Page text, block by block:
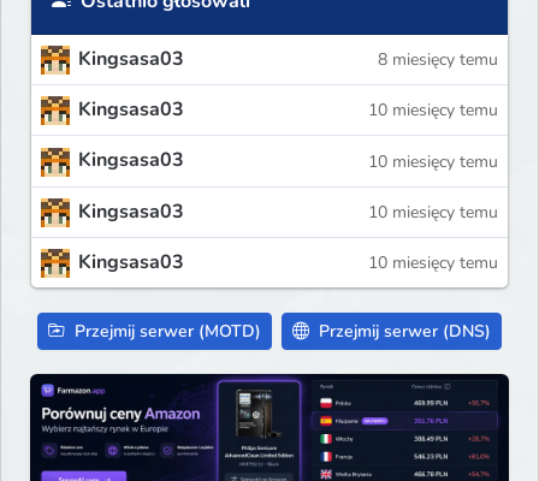
Kingsasa03 8 miesięcy temu
Kingsasa03 10 miesięcy temu
Kingsasa03 10 miesięcy temu
Kingsasa03 10 miesięcy temu
Kingsasa03 10 miesięcy temu
Przejmij serwer (MOTD) Przejmij serwer (DNS)